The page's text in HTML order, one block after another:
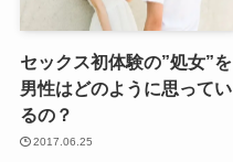
セックス初体験の”処女”を
男性はどのように思ってい
るの？
2017.06.25